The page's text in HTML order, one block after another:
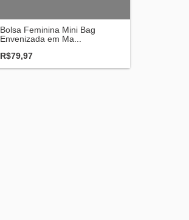
Bolsa Feminina Mini Bag
Envenizada em Ma...
R$79,97